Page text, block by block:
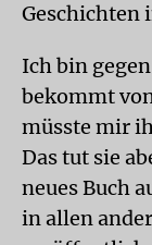
Geschichten
Ich bin
bekommt
müsste mir
Das tut sie
neues Buch
in allen